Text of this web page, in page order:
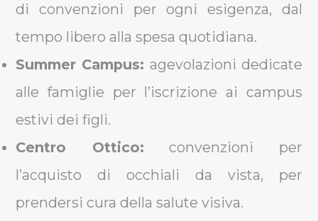
di convenzioni per ogni esigenza, dal
tempo libero alla spesa quotidiana.
Summer Campus: agevolazioni dedicate
alle famiglie per l’iscrizione ai campus
estivi dei figli.
Centro Ottico: convenzioni per
l’acquisto di occhiali da vista, per
prendersi cura della salute visiva.